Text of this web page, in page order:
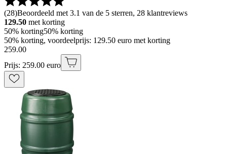
(28)Beoordeeld met 3.1 van de 5 sterren, 28 klantreviews
129.50 met korting
50% korting50% korting
50% korting, voordeelprijs: 129.50 euro met korting
259.00
Prijs: 259.00 euro